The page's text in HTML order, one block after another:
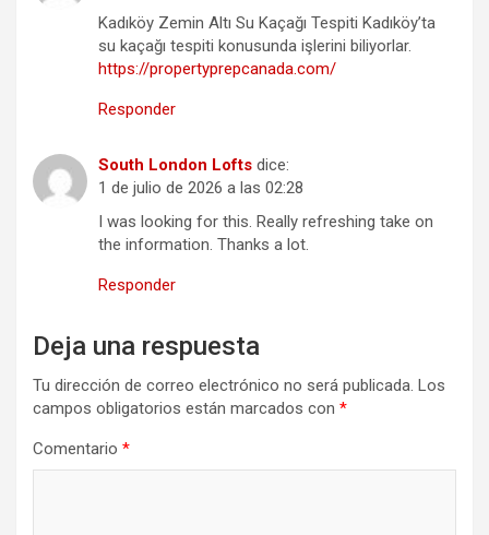
Kadıköy Zemin Altı Su Kaçağı Tespiti Kadıköy’ta
su kaçağı tespiti konusunda işlerini biliyorlar.
https://propertyprepcanada.com/
Responder
South London Lofts dice:
1 de julio de 2026 a las 02:28
I was looking for this. Really refreshing take on
the information. Thanks a lot.
Responder
Deja una respuesta
Tu dirección de correo electrónico no será publicada. Los
campos obligatorios están marcados con *
Comentario *